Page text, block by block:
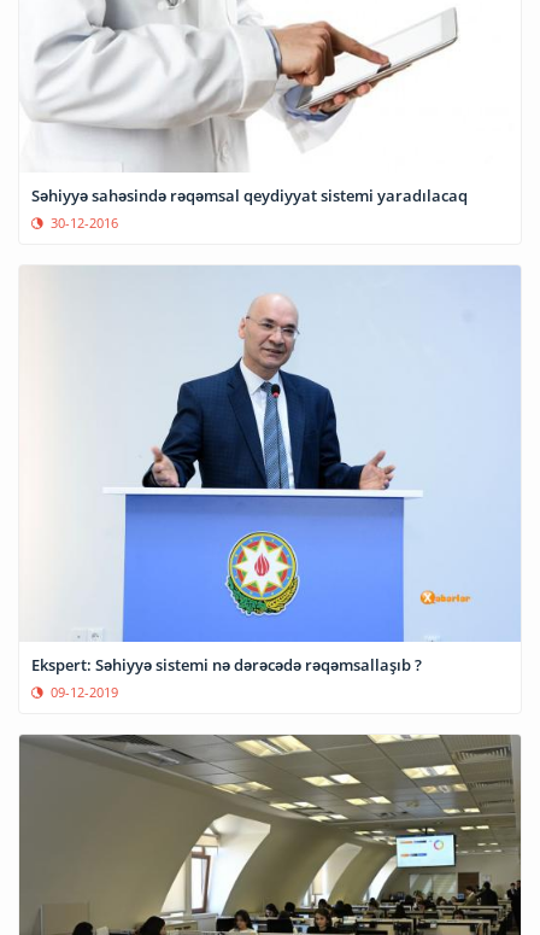
Səhiyyə sahəsində rəqəmsal qeydiyyat sistemi yaradılacaq
30-12-2016
Ekspert: Səhiyyə sistemi nə dərəcədə rəqəmsallaşıb ?
09-12-2019